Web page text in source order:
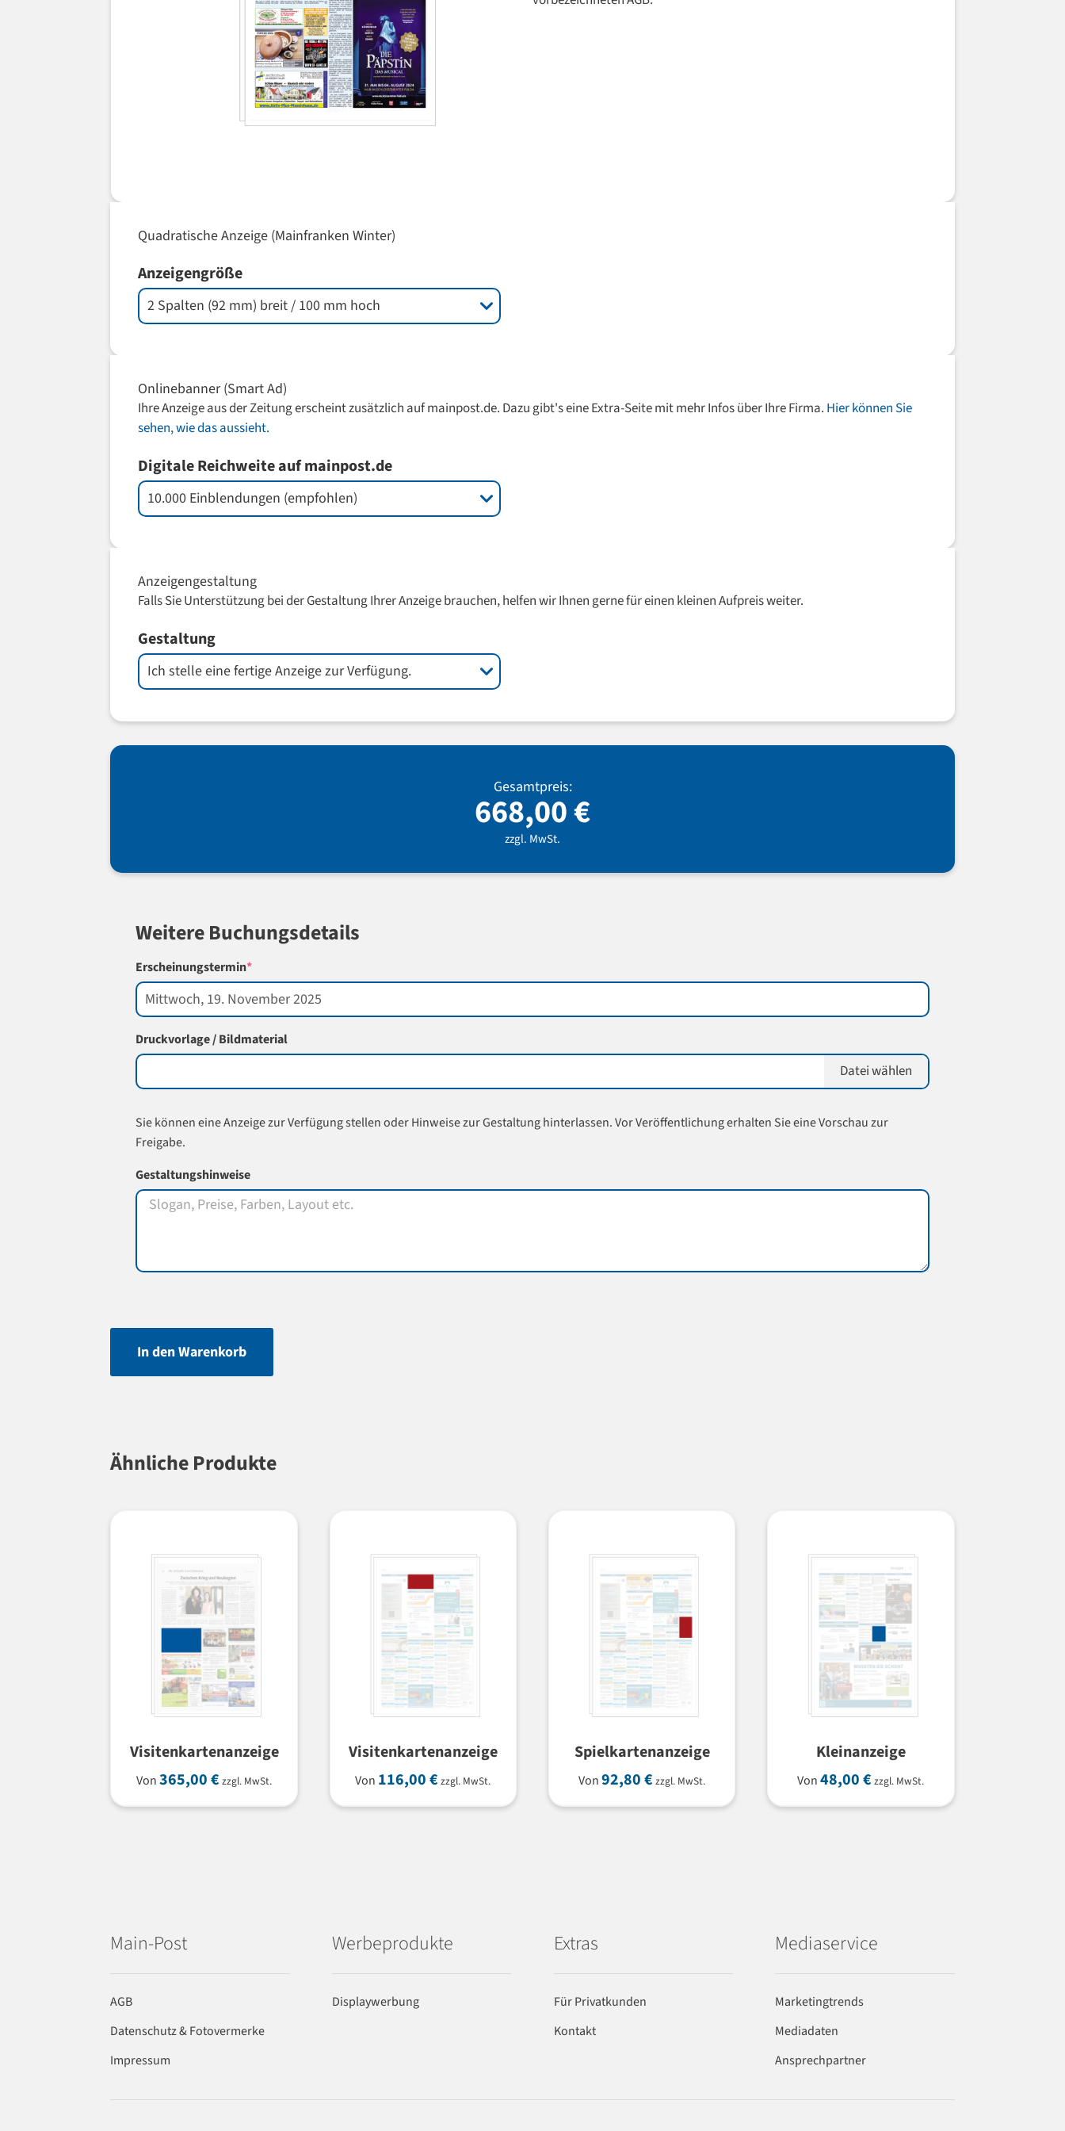
Quadratische Anzeige (Mainfranken Winter)
Anzeigengröße
Onlinebanner (Smart Ad)
Ihre Anzeige aus der Zeitung erscheint zusätzlich auf mainpost.de. Dazu gibt's eine Extra-Seite mit mehr Infos über Ihre Firma. Hier können Sie
sehen, wie das aussieht.
Digitale Reichweite auf mainpost.de
Anzeigengestaltung
Falls Sie Unterstützung bei der Gestaltung Ihrer Anzeige brauchen, helfen wir Ihnen gerne für einen kleinen Aufpreis weiter.
Gestaltung
Gesamtpreis:
668,00€
zzgl. MwSt.
Weitere Buchungsdetails
Erscheinungstermin*(required)
Druckvorlage / Bildmaterial
Datei wählen
Sie können eine Anzeige zur Verfügung stellen oder Hinweise zur Gestaltung hinterlassen. Vor Veröffentlichung erhalten Sie eine Vorschau zur
Freigabe.
Gestaltungshinweise
In den Warenkorb
Ähnliche Produkte
Visitenkartenanzeige
Von365,00€ zzgl. MwSt.
Visitenkartenanzeige
Von 116,00€ zzgl. MwSt.
Spielkartenanzeige
Von92,80€ zzgl. MwSt.
Kleinanzeige
Von 48,00€ zzgl. MwSt.
Main-Post
AGB
Datenschutz & Fotovermerke
Impressum
Werbeprodukte
Displaywerbung
Extras
Für Privatkunden
Kontakt
Mediaservice
Marketingtrends
Mediadaten
Ansprechpartner